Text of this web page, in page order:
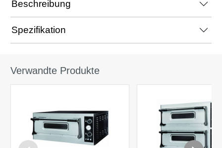
Beschreibung
Spezifikation
Verwandte Produkte